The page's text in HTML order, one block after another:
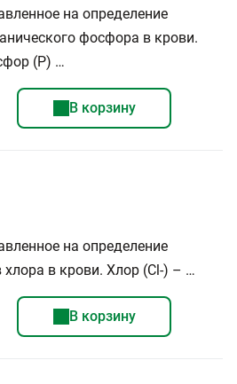
на определение
фосфора в крови.
(Р) …
В корзину
на определение
хлора в крови. Хлор (Сl-) – …
В корзину